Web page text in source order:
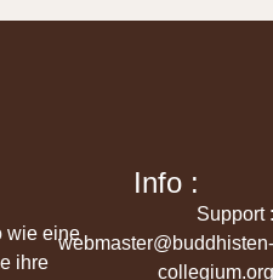
wie eine
ihre
Info :
Support :
webmaster@buddhisten-
collegium.org